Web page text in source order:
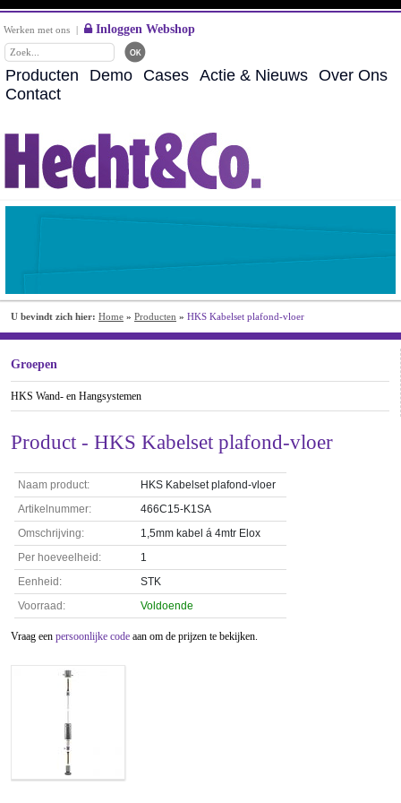
Werken met ons | Inloggen Webshop
Producten Demo Cases Actie & Nieuws Over Ons
Contact
U bevindt zich hier: Home » Producten » HKS Kabelset plafond-vloer
Groepen
HKS Wand- en Hangsystemen
Product - HKS Kabelset plafond-vloer
Naam product:
HKS Kabelset plafond-vloer
Artikelnummer:
466C15-K1SA
Omschrijving:
1,5mm kabel á 4mtr Elox
Per hoeveelheid:
1
Eenheid:
STK
Voorraad:
Voldoende
Vraag een persoonlijke code aan om de prijzen te bekijken.